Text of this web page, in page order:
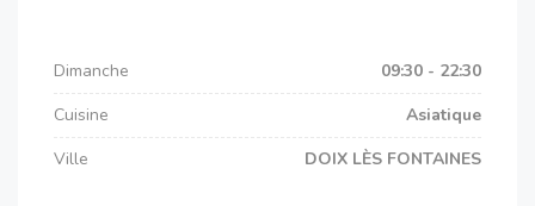
Dimanche
09:30 - 22:30
Cuisine
Asiatique
Ville
DOIX LÈS FONTAINES